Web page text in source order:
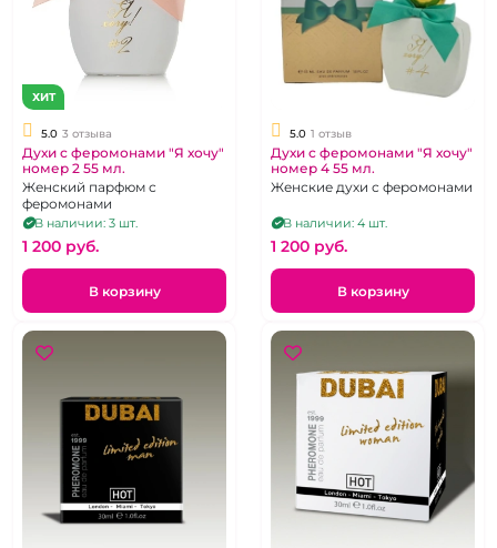
ХИТ
5.0 3 отзыва
Духи с феромонами "Я хочу"
номер 2 55 мл.
Женский парфюм с
феромонами
В наличии: 3 шт.
1 200 pуб.
В корзину
5.0 1 отзыв
Духи с феромонами "Я хочу"
номер 4 55 мл.
Женские духи с феромонами
В наличии: 4 шт.
1 200 pуб.
В корзину